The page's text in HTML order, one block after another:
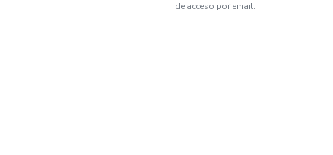
de acceso por email.